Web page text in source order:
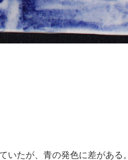
たが、青の発色に差がある。